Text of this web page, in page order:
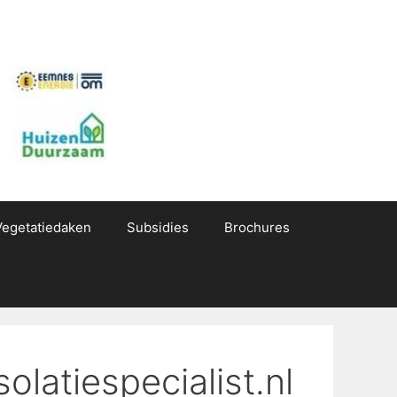
Subsidies Brochures